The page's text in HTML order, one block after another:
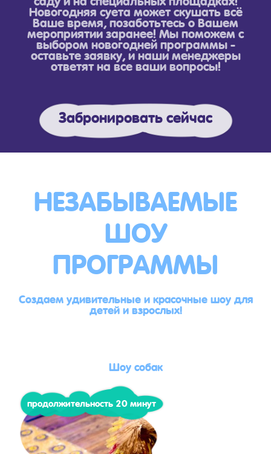
Новогодняя суета может скушать всё
Ваше время, позаботьтесь о Вашем
мероприятии заранее! Мы поможем с
выбором новогодней программы -
оставьте заявку, и наши менеджеры
ответят на все ваши вопросы!
Забронировать сейчас
НЕЗАБЫВАЕМЫЕ
ШОУ
ПРОГРАММЫ
Создаем удивительные и красочные шоу для
детей и взрослых!
Шоу собак
продолжительность 20 минут